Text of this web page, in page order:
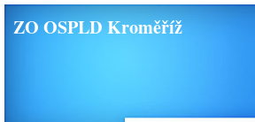
ZO OSPLD Kroměříž